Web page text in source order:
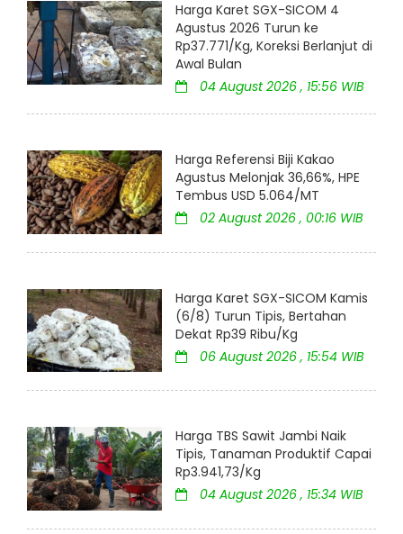
Harga Karet SGX-SICOM 4
Agustus 2026 Turun ke
Rp37.771/Kg, Koreksi Berlanjut di
Awal Bulan
04 August 2026 , 15:56 WIB
Harga Referensi Biji Kakao
Agustus Melonjak 36,66%, HPE
Tembus USD 5.064/MT
02 August 2026 , 00:16 WIB
Harga Karet SGX-SICOM Kamis
(6/8) Turun Tipis, Bertahan
Dekat Rp39 Ribu/Kg
06 August 2026 , 15:54 WIB
Harga TBS Sawit Jambi Naik
Tipis, Tanaman Produktif Capai
Rp3.941,73/Kg
04 August 2026 , 15:34 WIB